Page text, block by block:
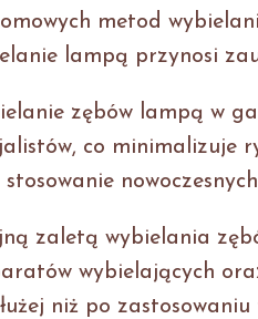
metod
lampą przynosi
zębów lampą w
co minimalizuje
stosowanie
zaletą wybielania
wybielających
niż po